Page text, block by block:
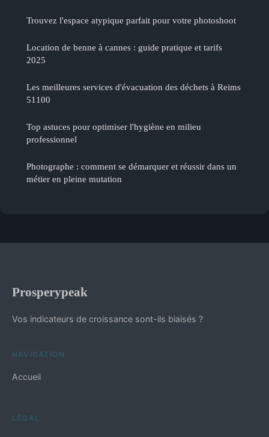
Trouvez l'espace atypique parfait pour votre photoshoot
Location de benne à cannes : guide pratique et tarifs
2025
Les meilleures services d'évacuation des déchets à Reims
51100
Top astuces pour optimiser l'hygiène en milieu
professionnel
Photographe : comment se démarquer et réussir dans un
métier en pleine mutation
Prosperypeak
Vos indicateurs de croissance sont-ils biaisés ?
NAVIGATION
Accueil
LÉGAL